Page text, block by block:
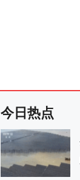
今日热点